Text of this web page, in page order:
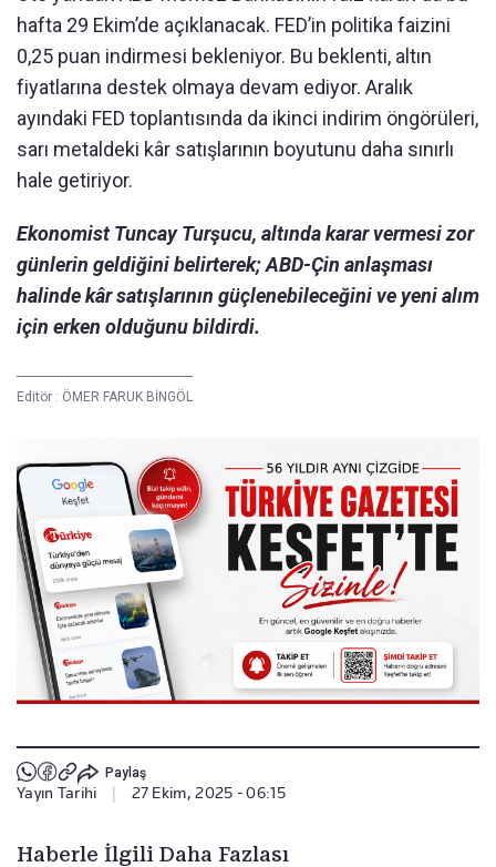
hafta 29 Ekim’de açıklanacak. FED’in politika faizini
0,25 puan indirmesi bekleniyor. Bu beklenti, altın
fiyatlarına destek olmaya devam ediyor. Aralık
ayındaki FED toplantısında da ikinci indirim öngörüleri,
sarı metaldeki kâr satışlarının boyutunu daha sınırlı
hale getiriyor.
Ekonomist Tuncay Turşucu, altında karar vermesi zor
günlerin geldiğini belirterek; ABD-Çin anlaşması
halinde kâr satışlarının güçlenebileceğini ve yeni alım
için erken olduğunu bildirdi.
Editör : ÖMER FARUK BİNGÖL
Paylaş
Yayın Tarihi 27 Ekim, 2025 - 06:15
Haberle İlgili Daha Fazlası